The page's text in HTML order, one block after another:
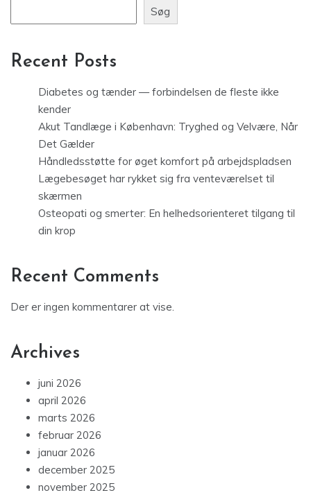
Søg
Recent Posts
Diabetes og tænder — forbindelsen de fleste ikke
kender
Akut Tandlæge i København: Tryghed og Velvære, Når
Det Gælder
Håndledsstøtte for øget komfort på arbejdspladsen
Lægebesøget har rykket sig fra venteværelset til
skærmen
Osteopati og smerter: En helhedsorienteret tilgang til
din krop
Recent Comments
Der er ingen kommentarer at vise.
Archives
juni 2026
april 2026
marts 2026
februar 2026
januar 2026
december 2025
november 2025